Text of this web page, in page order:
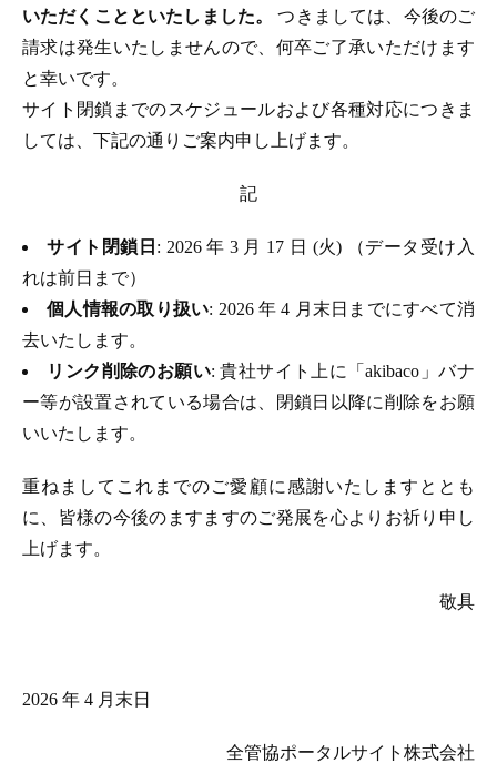
いただくことといたしました。つきましては、今後のご
請求は発生いたしませんので、何卒ご了承いただけます
と幸いです。
サイト閉鎖までのスケジュールおよび各種対応につきま
しては、下記の通りご案内申し上げます。
記
サイト閉鎖日 : 2026 年 3 月 17 日 (火) （データ受け入
れは前日まで）
個人情報の取り扱い: 2026 年 4 月末日までにすべて消
去いたします。
リンク削除のお願い: 貴社サイト上に「akibaco」バナ
ー等が設置されている場合は、閉鎖日以降に削除をお願
いいたします。
重ねましてこれまでのご愛顧に感謝いたしますととも
に、皆様の今後のますますのご発展を心よりお祈り申し
上げます。
敬具
2026 年 4 月末日
全管協ポータルサイト株式会社